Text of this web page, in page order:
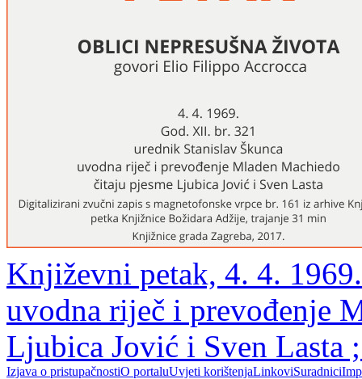
Književni petak, 4. 4.
uvodna riječ i prevođenje
Ljubica Jović i Sven Lasta
Izjava o pristupačnostiO portaluUvjeti korištenjaLinkoviSuradnici